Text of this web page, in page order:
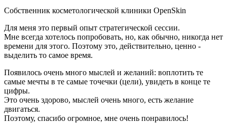
Собственник косметологической клиники OpenSkin
Для меня это первый опыт стратегической сессии.
Мне всегда хотелось попробовать, но, как обычно, никогда нет
времени для этого. Поэтому это, действительно, ценно -
выделить то самое время.
Появилось очень много мыслей и желаний: воплотить те
самые мечты в те самые точечки (цели), увидеть в конце те
цифры.
Это очень здорово, мыслей очень много, есть желание
двигаться.
Поэтому, спасибо огромное, мне очень понравилось!